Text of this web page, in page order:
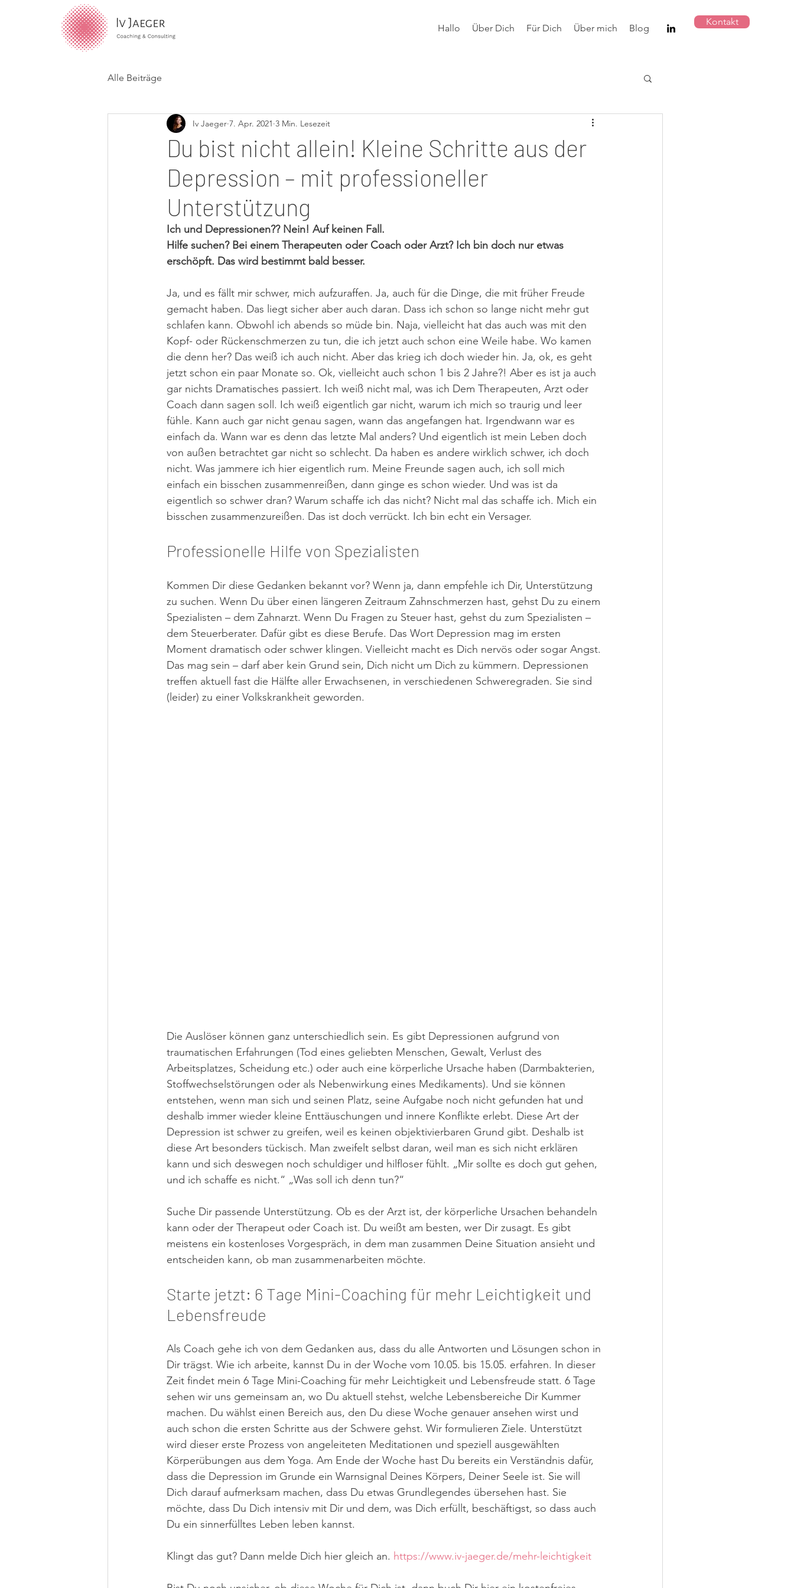
Hallo Über Dich Für Dich Über mich Blog
Kontakt
Alle Beiträge
Du bist nicht allein! Kleine Schritte aus der
Depression – mit professioneller
Unterstützung
Iv Jaeger 7. Apr. 2021 3 Min. Lesezeit
Ich und Depressionen?? Nein! Auf keinen Fall.
Hilfe suchen? Bei einem Therapeuten oder Coach oder Arzt? Ich bin doch nur etwas
erschöpft. Das wird bestimmt bald besser.
Ja, und es fällt mir schwer, mich aufzuraffen. Ja, auch für die Dinge, die mit früher Freude
gemacht haben. Das liegt sicher aber auch daran. Dass ich schon so lange nicht mehr gut
schlafen kann. Obwohl ich abends so müde bin. Naja, vielleicht hat das auch was mit den
Kopf- oder Rückenschmerzen zu tun, die ich jetzt auch schon eine Weile habe. Wo kamen
die denn her? Das weiß ich auch nicht. Aber das krieg ich doch wieder hin. Ja, ok, es geht
jetzt schon ein paar Monate so. Ok, vielleicht auch schon 1 bis 2 Jahre?! Aber es ist ja auch
gar nichts Dramatisches passiert. Ich weiß nicht mal, was ich Dem Therapeuten, Arzt oder
Coach dann sagen soll. Ich weiß eigentlich gar nicht, warum ich mich so traurig und leer
fühle. Kann auch gar nicht genau sagen, wann das angefangen hat. Irgendwann war es
einfach da. Wann war es denn das letzte Mal anders? Und eigentlich ist mein Leben doch
von außen betrachtet gar nicht so schlecht. Da haben es andere wirklich schwer, ich doch
nicht. Was jammere ich hier eigentlich rum. Meine Freunde sagen auch, ich soll mich
einfach ein bisschen zusammenreißen, dann ginge es schon wieder. Und was ist da
eigentlich so schwer dran? Warum schaffe ich das nicht? Nicht mal das schaffe ich. Mich ein
bisschen zusammenzureißen. Das ist doch verrückt. Ich bin echt ein Versager.
Professionelle Hilfe von Spezialisten
Kommen Dir diese Gedanken bekannt vor? Wenn ja, dann empfehle ich Dir, Unterstützung
zu suchen. Wenn Du über einen längeren Zeitraum Zahnschmerzen hast, gehst Du zu einem
Spezialisten – dem Zahnarzt. Wenn Du Fragen zu Steuer hast, gehst du zum Spezialisten –
dem Steuerberater. Dafür gibt es diese Berufe. Das Wort Depression mag im ersten
Moment dramatisch oder schwer klingen. Vielleicht macht es Dich nervös oder sogar Angst.
Das mag sein – darf aber kein Grund sein, Dich nicht um Dich zu kümmern. Depressionen
treffen aktuell fast die Hälfte aller Erwachsenen, in verschiedenen Schweregraden. Sie sind
(leider) zu einer Volkskrankheit geworden.
Die Auslöser können ganz unterschiedlich sein. Es gibt Depressionen aufgrund von
traumatischen Erfahrungen (Tod eines geliebten Menschen, Gewalt, Verlust des
Arbeitsplatzes, Scheidung etc.) oder auch eine körperliche Ursache haben (Darmbakterien,
Stoffwechselstörungen oder als Nebenwirkung eines Medikaments). Und sie können
entstehen, wenn man sich und seinen Platz, seine Aufgabe noch nicht gefunden hat und
deshalb immer wieder kleine Enttäuschungen und innere Konflikte erlebt. Diese Art der
Depression ist schwer zu greifen, weil es keinen objektivierbaren Grund gibt. Deshalb ist
diese Art besonders tückisch. Man zweifelt selbst daran, weil man es sich nicht erklären
kann und sich deswegen noch schuldiger und hilfloser fühlt. „Mir sollte es doch gut gehen,
und ich schaffe es nicht.“ „Was soll ich denn tun?“
Suche Dir passende Unterstützung. Ob es der Arzt ist, der körperliche Ursachen behandeln
kann oder der Therapeut oder Coach ist. Du weißt am besten, wer Dir zusagt. Es gibt
meistens ein kostenloses Vorgespräch, in dem man zusammen Deine Situation ansieht und
entscheiden kann, ob man zusammenarbeiten möchte.
Starte jetzt: 6 Tage Mini-Coaching für mehr Leichtigkeit und
Lebensfreude
Als Coach gehe ich von dem Gedanken aus, dass du alle Antworten und Lösungen schon in
Dir trägst. Wie ich arbeite, kannst Du in der Woche vom 10.05. bis 15.05. erfahren. In dieser
Zeit findet mein 6 Tage Mini-Coaching für mehr Leichtigkeit und Lebensfreude statt. 6 Tage
sehen wir uns gemeinsam an, wo Du aktuell stehst, welche Lebensbereiche Dir Kummer
machen. Du wählst einen Bereich aus, den Du diese Woche genauer ansehen wirst und
auch schon die ersten Schritte aus der Schwere gehst. Wir formulieren Ziele. Unterstützt
wird dieser erste Prozess von angeleiteten Meditationen und speziell ausgewählten
Körperübungen aus dem Yoga. Am Ende der Woche hast Du bereits ein Verständnis dafür,
dass die Depression im Grunde ein Warnsignal Deines Körpers, Deiner Seele ist. Sie will
Dich darauf aufmerksam machen, dass Du etwas Grundlegendes übersehen hast. Sie
möchte, dass Du Dich intensiv mit Dir und dem, was Dich erfüllt, beschäftigst, so dass auch
Du ein sinnerfülltes Leben leben kannst.
Klingt das gut? Dann melde Dich hier gleich an. https://www.iv-jaeger.de/mehr-leichtigkeit